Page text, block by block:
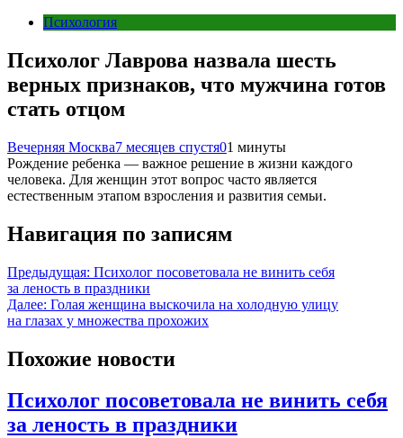
Психология
Психолог Лаврова назвала шесть
верных признаков, что мужчина готов
стать отцом
Вечерняя Москва7 месяцев спустя01 минуты
Рождение ребенка — важное решение в жизни каждого
человека. Для женщин этот вопрос часто является
естественным этапом взросления и развития семьи.
Навигация по записям
Предыдущая: Психолог посоветовала не винить себя
за леность в праздники
Далее: Голая женщина выскочила на холодную улицу
на глазах у множества прохожих
Похожие новости
Психолог посоветовала не винить себя
за леность в праздники